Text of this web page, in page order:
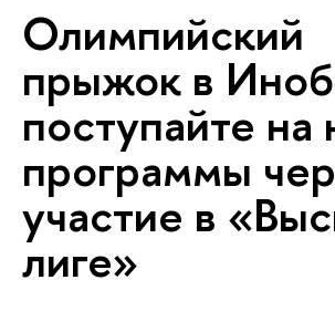
Олимпийский
прыжок в
поступайте на
программы
участие в
лиге»